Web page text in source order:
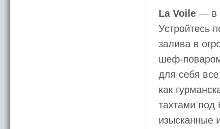
La Voile — в
Устройтесь
залива в
шеф-
для себя
как
тахтами под
изысканные